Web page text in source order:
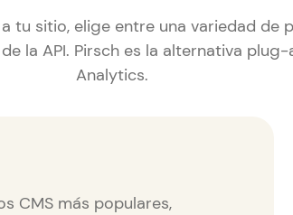
tu sitio, elige entre una variedad de
la API. Pirsch es la alternativa plug-
Analytics.
CMS más populares,